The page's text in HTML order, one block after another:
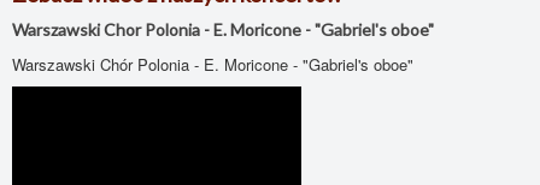
Warszawski Chor Polonia - E. Moricone - "Gabriel's oboe"
Warszawski Chór Polonia - E. Moricone - "Gabriel's oboe"